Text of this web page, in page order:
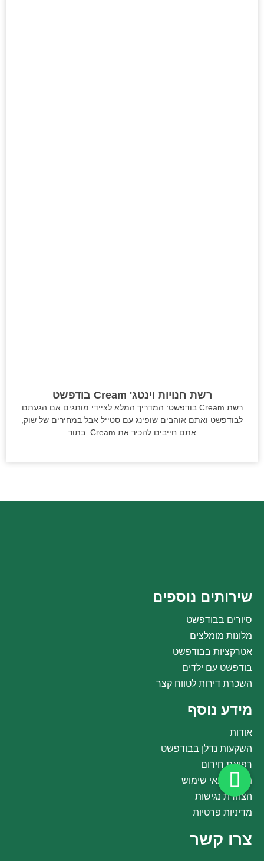
רשת חנויות וינטג' Cream בודפשט
רשת Cream בודפשט: המדריך המלא לציידי מותגים אם הגעתם
לבודפשט ואתם אוהבים שופינג עם סטייל אבל במחירים של שוק,
אתם חייבים להכיר את Cream. בתור
שירותים נוספים
סיורים בבודפשט
מלונות מומלצים
אטרקציות בבודפשט
בודפשט עם ילדים
השכרת דירות לטווח קצר
מידע נוסף
אודות
השקעות נדלן בבודפשט
רפואת חירום
תקנון ותנאי שימוש
הצהרת נגישות
מדיניות פרטיות
צרו קשר